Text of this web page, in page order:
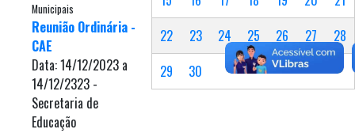
22
23 24 25 26 27
28
29
30
Municipais
Reunião Ordinária -
CAE
Data: 14/12/2023 a
14/12/2323 -
Secretaria de
Educação